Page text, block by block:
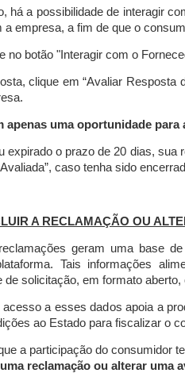
há a possibilidade de interagir
a empresa, a fim de que o
no botão "Interagir com o
clique em “Avaliar
apenas uma oportunidade
expirado o prazo de 20 dias, sua
caso tenha sido
A RECLAMAÇÃO OU
geram uma base
Tais informações
de solicitação, em formato
a esses dados apoia a
ao Estado para fiscalizar o
a participação do consumidor
reclamação ou alterar uma